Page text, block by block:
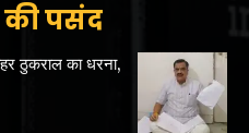
पसंद
ठुकराल का धरना,